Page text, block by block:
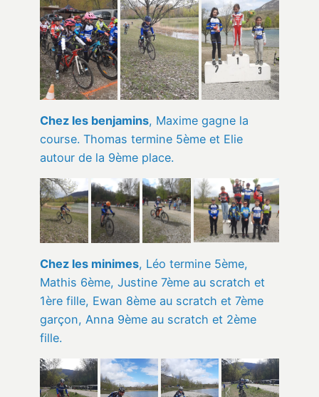
Chez les benjamins, Maxime gagne la
course. Thomas termine 5ème et Elie
autour de la 9ème place.
Chez les minimes, Léo termine 5ème,
Mathis 6ème, Justine 7ème au scratch et
1ère fille, Ewan 8ème au scratch et 7ème
garçon, Anna 9ème au scratch et 2ème
fille.